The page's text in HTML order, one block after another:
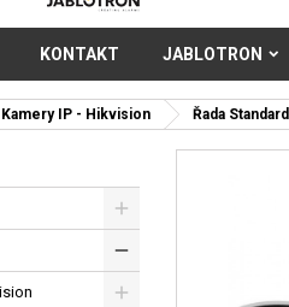
KONTAKT JABLOTRON
Kamery IP - Hikvision Řada Standard